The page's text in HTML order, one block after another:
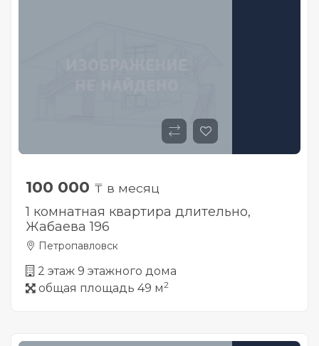
100 000 ₸ в месяц
1 комнатная квартира длительно,
Жабаева 196
Петропавловск
2 этаж 9 этажного дома
общая площадь 49 м2